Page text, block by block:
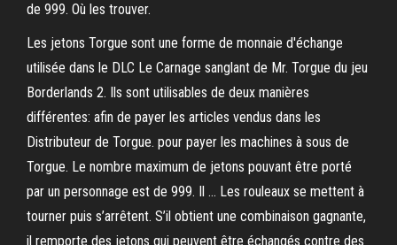
de 999. Où les trouver.
Les jetons Torgue sont une forme de monnaie d'échange
utilisée dans le DLC Le Carnage sanglant de Mr. Torgue du jeu
Borderlands 2. Ils sont utilisables de deux manières
différentes: afin de payer les articles vendus dans les
Distributeur de Torgue. pour payer les machines à sous de
Torgue. Le nombre maximum de jetons pouvant être porté
par un personnage est de 999. Il … Les rouleaux se mettent à
tourner puis s’arrêtent. S’il obtient une combinaison gagnante,
il remporte des jetons qui peuvent être échangés contre des